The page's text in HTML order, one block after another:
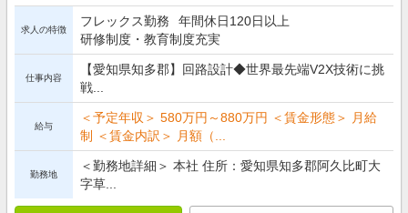
求人の特徴
フレックス勤務
年間休日120日以上
研修制度・教育制度充実
仕事内容
【愛知県知多郡】回路設計◆世界最先端V2X技術に挑
戦...
給与
＜予定年収＞ 580万円～880万円 ＜賃金形態＞ 月給
制 ＜賃金内訳＞ 月額（...
勤務地
＜勤務地詳細＞ 本社 住所：愛知県知多郡阿久比町大
字草...